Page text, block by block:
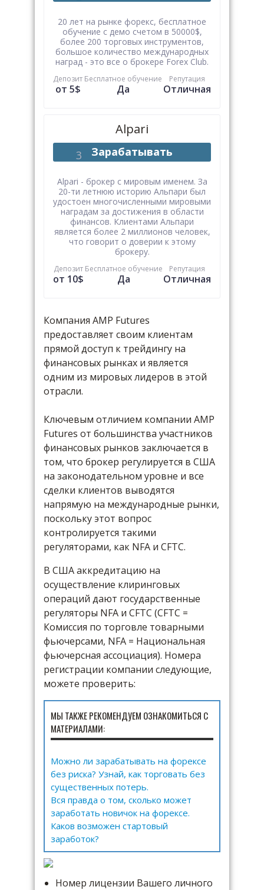
20 лет на рынке форекс, бесплатное
обучение с демо счетом в 50000$,
более 200 торговых инструментов,
большое количество международных
наград - это все о брокере Forex Club.
Депозит
от 5$
Бесплатное обучение
Да
Репутация
Отличная
Alpari
Зарабатывать
Alpari - брокер с мировым именем. За
20-ти летнюю историю Альпари был
удостоен многочисленными мировыми
наградам за достижения в области
финансов. Клиентами Альпари
является более 2 миллионов человек,
что говорит о доверии к этому
брокеру.
Депозит
от 10$
Бесплатное обучение
Да
Репутация
Отличная
Компания AMP Futures
предоставляет своим клиентам
прямой доступ к трейдингу на
финансовых рынках и является
одним из мировых лидеров в этой
отрасли.
Ключевым отличием компании AMP
Futures от большинства участников
финансовых рынков заключается в
том, что брокер регулируется в США
на законодательном уровне и все
сделки клиентов выводятся
напрямую на международные рынки,
поскольку этот вопрос
контролируется такими
регуляторами, как NFA и CFTC.
В США аккредитацию на
осуществление клиринговых
операций дают государственные
регуляторы NFA и CFTC (СFTC =
Комиссия по торговле товарными
фьючерсами, NFA = Национальная
фьючерсная ассоциация). Номера
регистрации компании следующие,
можете проверить:
МЫ ТАКЖЕ РЕКОМЕНДУЕМ ОЗНАКОМИТЬСЯ С
МАТЕРИАЛАМИ:
Можно ли зарабатывать на форексе
без риска? Узнай, как торговать без
существенных потерь.
Вся правда о том, сколько может
заработать новичок на форексе.
Каков возможен стартовый
заработок?
Номер лицензии Вашего личного